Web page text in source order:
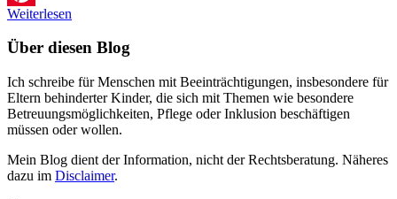
Pinterest
Weiterlesen
Über diesen Blog
Ich schreibe für Menschen mit Beeinträchtigungen, insbesondere für
Eltern behinderter Kinder, die sich mit Themen wie besondere
Betreuungsmöglichkeiten, Pflege oder Inklusion beschäftigen
müssen oder wollen.
Mein Blog dient der Information, nicht der Rechtsberatung. Näheres
dazu im Disclaimer.